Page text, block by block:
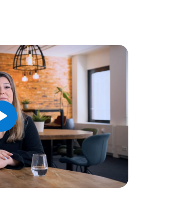
Speel video af